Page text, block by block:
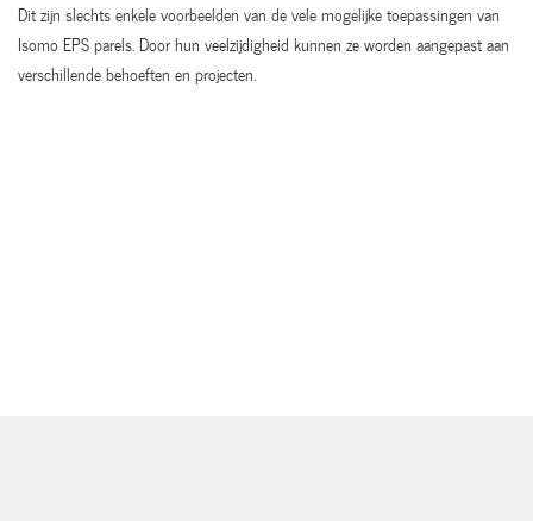
Dit zijn slechts enkele voorbeelden van de vele mogelijke toepassingen van
Isomo EPS parels. Door hun veelzijdigheid kunnen ze worden aangepast aan
verschillende behoeften en projecten.